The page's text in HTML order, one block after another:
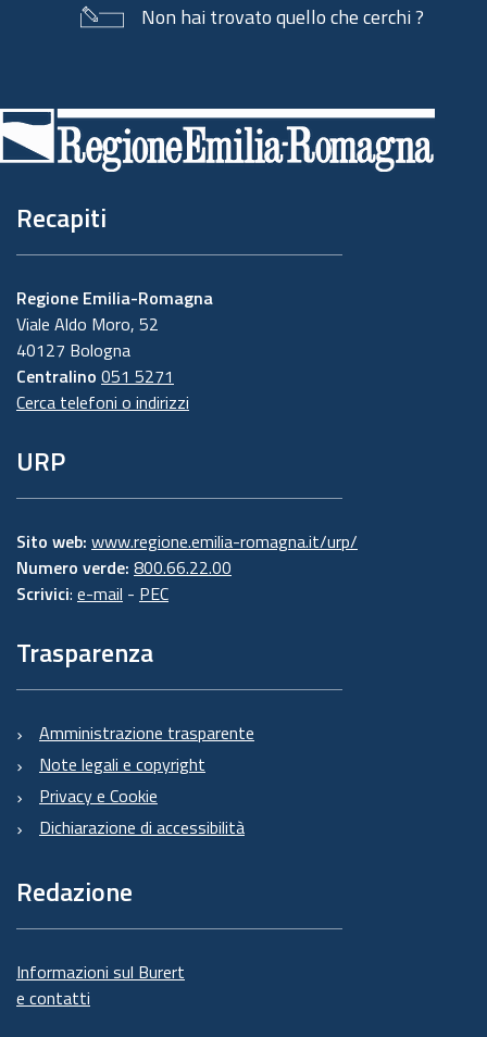
Non hai trovato quello che cerchi ?
di
pagina
Recapiti
Regione Emilia-Romagna
Viale Aldo Moro, 52
40127 Bologna
Centralino 051 5271
Cerca telefoni o indirizzi
URP
Sito web: www.regione.emilia-romagna.it/urp/
Numero verde: 800.66.22.00
Scrivici: e-mail - PEC
Trasparenza
Amministrazione trasparente
Note legali e copyright
Privacy e Cookie
Dichiarazione di accessibilità
Redazione
Informazioni sul Burert
e contatti